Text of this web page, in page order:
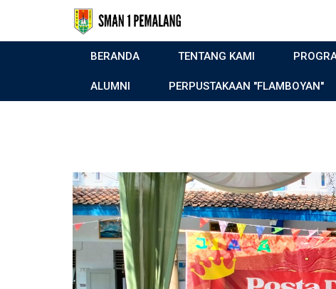
BERANDA TENTANG KAMI
ALUMNI PERPUSTAKAAN "FLAMBOYAN"